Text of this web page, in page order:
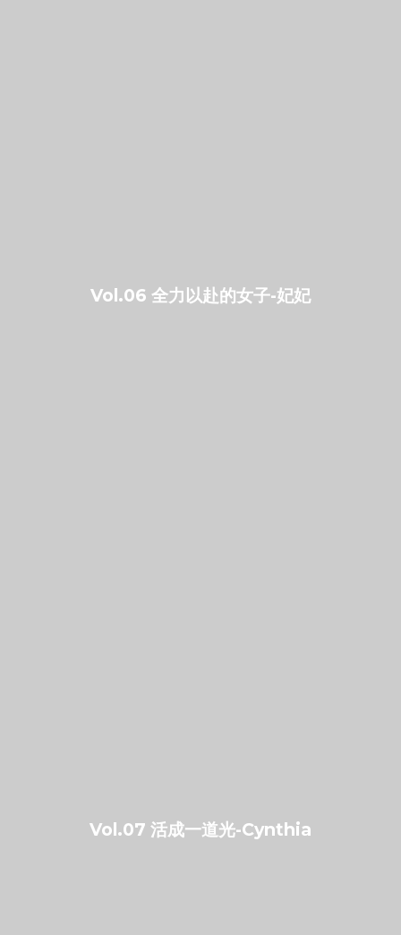
Vol.06 全力以赴的女子-妃妃
Vol.07 活成一道光-Cynthia